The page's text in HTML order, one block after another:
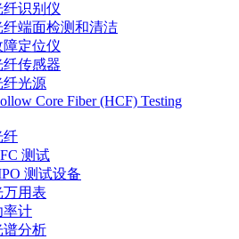
纤识别仪
纤端面检测和清洁
障定位仪
纤传感器
纤光源
Core Fiber (HCF) Testing
纤
测试
测试设备
万用表
率计
谱分析